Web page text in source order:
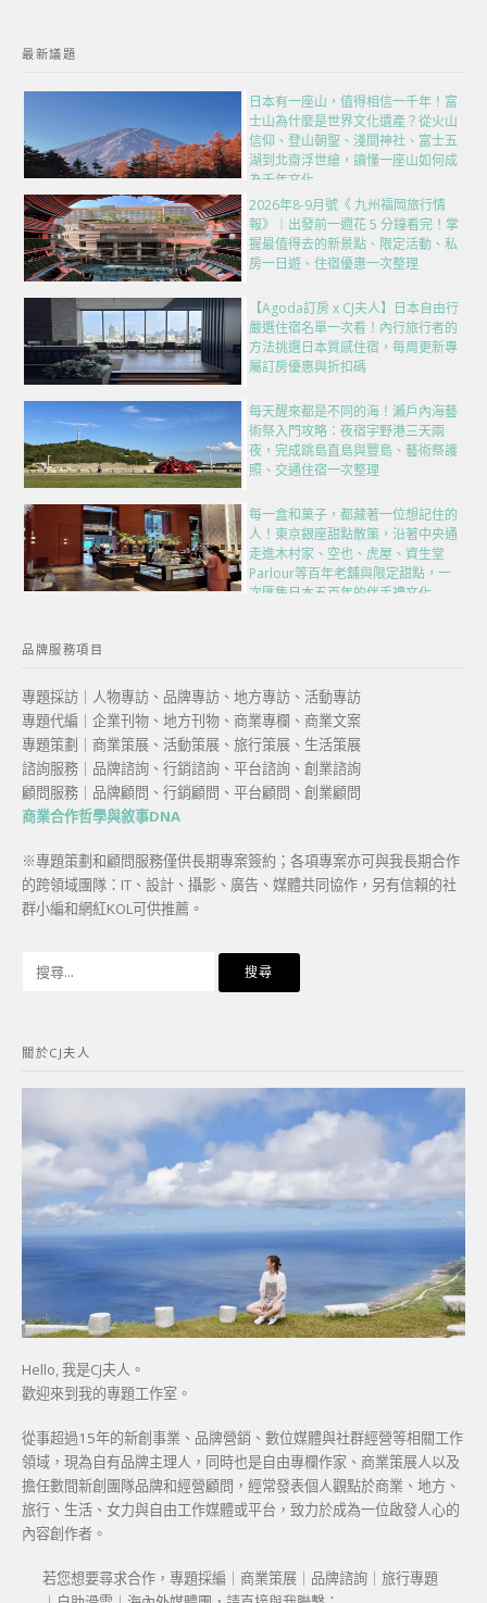
最新議題
日本有一座山，值得相信一千年！富
士山為什麼是世界文化遺產？從火山
信仰、登山朝聖、淺間神社、富士五
湖到北齋浮世繪，讀懂一座山如何成
為千年文化
2026年8-9月號《 九州福岡旅行情
報》｜出發前一週花 5 分鐘看完！掌
握最值得去的新景點、限定活動、私
房一日遊、住宿優惠一次整理
【Agoda訂房 x CJ夫人】日本自由行
嚴選住宿名單一次看！內行旅行者的
方法挑選日本質感住宿，每周更新專
屬訂房優惠與折扣碼
每天醒來都是不同的海！瀨戶內海藝
術祭入門攻略：夜宿宇野港三天兩
夜，完成跳島直島與豐島、藝術祭護
照、交通住宿一次整理
每一盒和菓子，都藏著一位想記住的
人！東京銀座甜點散策，沿著中央通
走進木村家、空也、虎屋、資生堂
Parlour等百年老舖與限定甜點，一
次匯集日本五百年的伴手禮文化
品牌服務項目
專題採訪｜人物專訪、品牌專訪、地方專訪、活動專訪
專題代編｜企業刊物、地方刊物、商業專欄、商業文案
專題策劃｜商業策展、活動策展、旅行策展、生活策展
諮詢服務｜品牌諮詢、行銷諮詢、平台諮詢、創業諮詢
顧問服務｜品牌顧問、行銷顧問、平台顧問、創業顧問
商業合作哲學與敘事DNA
※專題策劃和顧問服務僅供長期專案簽約；各項專案亦可與我長期合作
的跨領域團隊：IT、設計、攝影、廣告、媒體共同協作，另有信賴的社
群小編和網紅KOL可供推薦。
字:
關於CJ夫人
Hello, 我是CJ夫人。
歡迎來到我的專題工作室。
從事超過15年的新創事業、品牌營銷、數位媒體與社群經營等相關工作
領域，現為自有品牌主理人，同時也是自由專欄作家、商業策展人以及
擔任數間新創團隊品牌和經營顧問，經常發表個人觀點於商業、地方、
旅行、生活、女力與自由工作媒體或平台，致力於成為一位啟發人心的
內容創作者。
若您想要尋求合作，專題採編｜商業策展｜品牌諮詢｜旅行專題